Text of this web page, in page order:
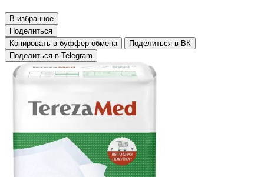
В избранное
Поделиться
Копировать в буффер обмена
Поделиться в ВК
Поделиться в Telegram